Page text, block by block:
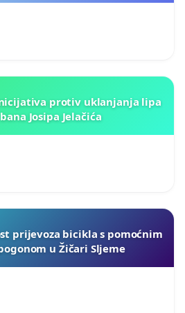
inicijativa protiv uklanjanja lipa
Josipa Jelačića
prijevoza bicikla s pomoćnim
u Žičari Sljeme